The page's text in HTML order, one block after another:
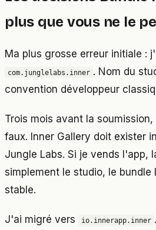
plus que vous ne le
Ma plus grosse erreur initiale :
com.junglelabs.inner . Nom du
convention développeur
Trois mois avant la
faux. Inner Gallery doit exister
Jungle Labs. Si je vends l'app,
simplement le studio, le bundle
stable.
J'ai migré vers io.innerapp.inner